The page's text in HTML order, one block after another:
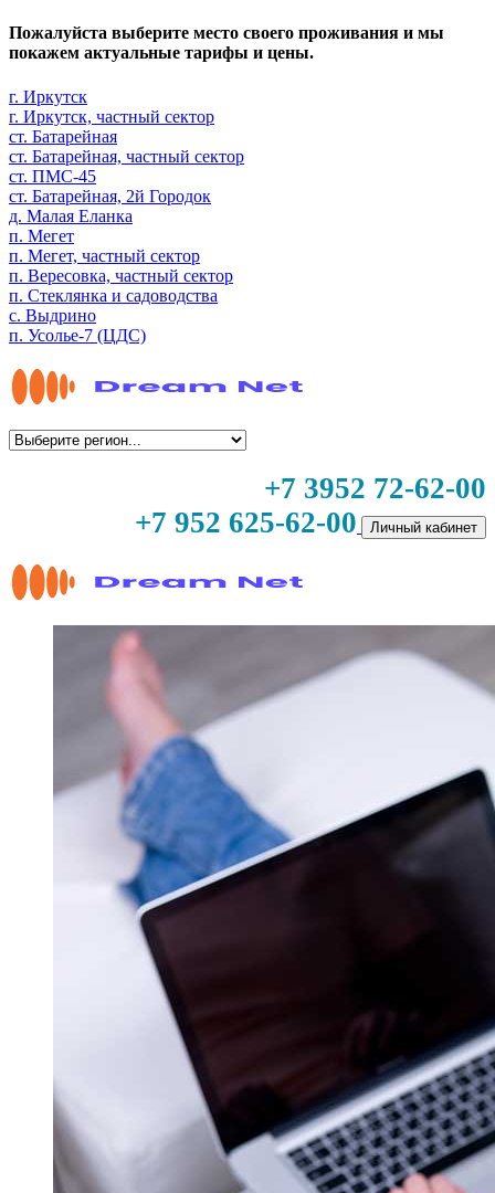
Пожалуйста выберите место своего проживания и мы
покажем актуальные тарифы и цены.
г. Иркутск
г. Иркутск, частный сектор
ст. Батарейная
ст. Батарейная, частный сектор
ст. ПМС-45
ст. Батарейная, 2й Городок
д. Малая Еланка
п. Мегет
п. Мегет, частный сектор
п. Вересовка, частный сектор
п. Стеклянка и садоводства
с. Выдрино
п. Усолье-7 (ЦДС)
+7 3952 72-62-00
+7 952 625-62-00
Личный кабинет